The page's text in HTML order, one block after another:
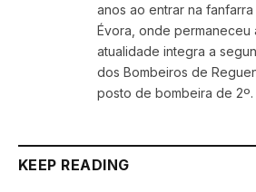
anos ao entrar na
Évora, onde permaneceu
atualidade integra a
dos Bombeiros de
posto de bombeira de 2º.
KEEP READING